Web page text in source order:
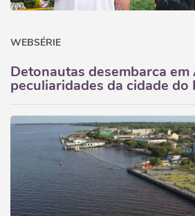
WEBSÉRIE
Detonautas desembarca em
peculiaridades da cidade do